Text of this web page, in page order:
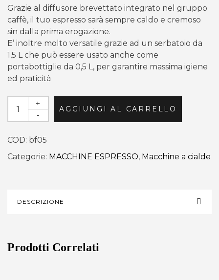
Grazie al diffusore brevettato integrato nel gruppo
caffè, il tuo espresso sarà sempre caldo e cremoso
sin dalla prima erogazione.
E’ inoltre molto versatile grazie ad un serbatoio da
1,5 L che può essere usato anche come
portabottiglie da 0,5 L, per garantire massima igiene
ed praticità
-
+
AGGIUNGI AL CARRELLO
COD: bf05
Categorie: MACCHINE ESPRESSO, Macchine a cialde
DESCRIZIONE
Prodotti Correlati